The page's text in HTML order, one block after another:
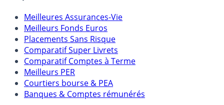
Comparatifs
Meilleures Assurances-Vie
Meilleurs Fonds Euros
Placements Sans Risque
Comparatif Super Livrets
Comparatif Comptes à Terme
Meilleurs PER